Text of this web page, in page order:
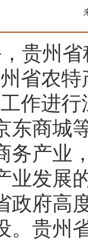
贵州省
省农
作进
商城
务产业
业发展
政府高
。贵州